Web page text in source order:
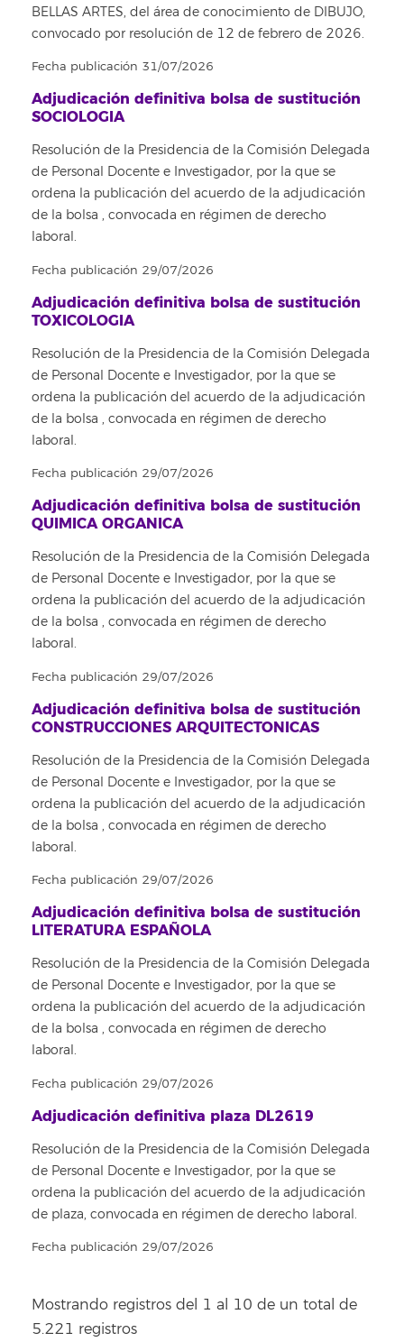
BELLAS ARTES, del área de conocimiento de DIBUJO,
convocado por resolución de 12 de febrero de 2026.
Fecha publicación 31/07/2026
Adjudicación definitiva bolsa de sustitución
SOCIOLOGIA
Resolución de la Presidencia de la Comisión Delegada
de Personal Docente e Investigador, por la que se
ordena la publicación del acuerdo de la adjudicación
de la bolsa , convocada en régimen de derecho
laboral.
Fecha publicación 29/07/2026
Adjudicación definitiva bolsa de sustitución
TOXICOLOGIA
Resolución de la Presidencia de la Comisión Delegada
de Personal Docente e Investigador, por la que se
ordena la publicación del acuerdo de la adjudicación
de la bolsa , convocada en régimen de derecho
laboral.
Fecha publicación 29/07/2026
Adjudicación definitiva bolsa de sustitución
QUIMICA ORGANICA
Resolución de la Presidencia de la Comisión Delegada
de Personal Docente e Investigador, por la que se
ordena la publicación del acuerdo de la adjudicación
de la bolsa , convocada en régimen de derecho
laboral.
Fecha publicación 29/07/2026
Adjudicación definitiva bolsa de sustitución
CONSTRUCCIONES ARQUITECTONICAS
Resolución de la Presidencia de la Comisión Delegada
de Personal Docente e Investigador, por la que se
ordena la publicación del acuerdo de la adjudicación
de la bolsa , convocada en régimen de derecho
laboral.
Fecha publicación 29/07/2026
Adjudicación definitiva bolsa de sustitución
LITERATURA ESPAÑOLA
Resolución de la Presidencia de la Comisión Delegada
de Personal Docente e Investigador, por la que se
ordena la publicación del acuerdo de la adjudicación
de la bolsa , convocada en régimen de derecho
laboral.
Fecha publicación 29/07/2026
Adjudicación definitiva plaza DL2619
Resolución de la Presidencia de la Comisión Delegada
de Personal Docente e Investigador, por la que se
ordena la publicación del acuerdo de la adjudicación
de plaza, convocada en régimen de derecho laboral.
Fecha publicación 29/07/2026
Mostrando registros del 1 al 10 de un total de
5.221 registros